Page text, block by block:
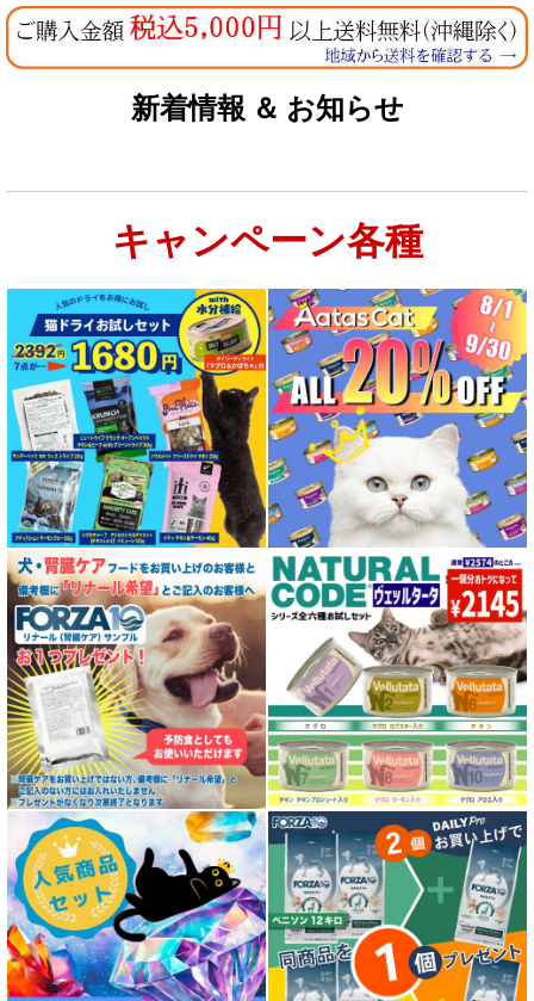
絞り込む
なちゅのオリジナルセット
お試しドライフード少量パック犬用
特集：大型犬＆多頭飼い用：セット＆大袋ドッグフード
特集 グリーントライプ（第４胃）とは
特集 フリーズドライ
特集 エアドライフード
特殊製法のドッグフード
特殊製法のキャットフード
全年齢対応 フード for DOG
パピー用 フード for DOG
成犬用 フード for DOG
シニア犬用フード for DOG
食物アレルギー対応 ドッグフード
新着情報 ＆ お知らせ
キャンペーン各種